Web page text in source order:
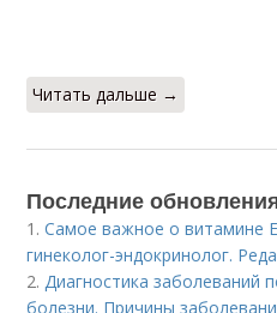
Читать дальше →
Последние
1.Самое важное о витамине
гинеколог-эндокринолог.
2.Диагностика заболеваний
болезни. Причины